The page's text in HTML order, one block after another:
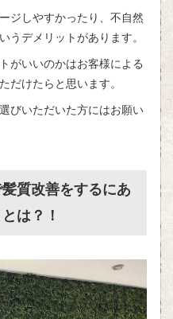
ジしやすかったり、不自然
うデメリットがあります。
がいいのかはお客様による
だけたらと思います。
びいただいた方にはお願い
質改善をするにあ
は？！